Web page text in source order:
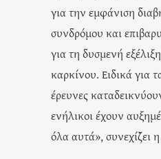
για την εμφάνιση
συνδρόμου και
για τη δυσμενή
καρκίνου. Ειδικά για
έρευνες
ενήλικοι έχουν
όλα αυτά», συνεχίζει